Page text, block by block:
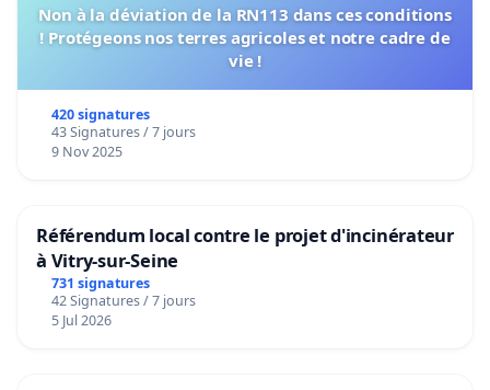
Non à la déviation de la RN113 dans ces conditions
! Protégeons nos terres agricoles et notre cadre de
vie !
420 signatures
43 Signatures / 7 jours
9 Nov 2025
Référendum local contre le projet d'incinérateur
à Vitry-sur-Seine
731 signatures
42 Signatures / 7 jours
5 Jul 2026